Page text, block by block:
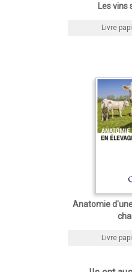
Les vins
Livre
Anatomie
Livre